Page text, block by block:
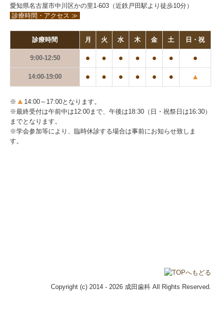
愛知県名古屋市中川区かの里1-603（近鉄戸田駅より徒歩10分）
診療時間・アクセス ≫
診療時間 月 火 水 木 金 土 日・祝
9:00-12:50 ● ● ● ● ● ● ●
14:00-19:00 ● ● ● ● ● ● ▲
※ ▲ 14:00～17:00となります。
※最終受付は午前中は12:00まで、午後は18:30（日・祝祭日は16:30）
までとなります。
※学会参加等により、臨時休診する場合は事前にお知らせ致しま
す。
Copyright (c) 2014 - 2026 成田歯科 All Rights Reserved.